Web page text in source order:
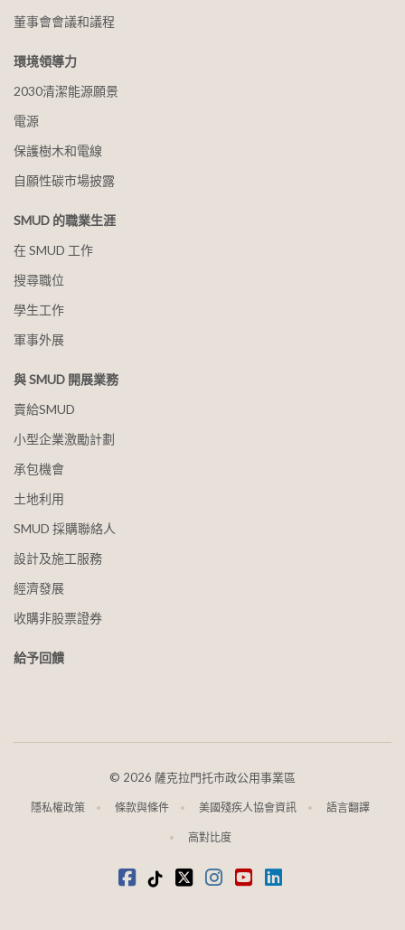
董事會會議和議程
環境領導力
2030清潔能源願景
電源
保護樹木和電線
自願性碳市場披露
SMUD 的職業生涯
在 SMUD 工作
搜尋職位
學生工作
軍事外展
與 SMUD 開展業務
賣給SMUD
小型企業激勵計劃
承包機會
土地利用
SMUD 採購聯絡人
設計及施工服務
經濟發展
收購非股票證券
給予回饋
© 2026 薩克拉門托市政公用事業區
隱私權政策 條款與條件 美國殘疾人協會資訊 語言翻譯
高對比度
Facebook
蒂克托克
推特Instagram
youtube
領英